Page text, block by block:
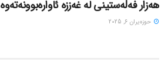
هەزار فەڵەستینی لە غەززە ئاوارەبوونەتەوە
حوزه‌یران 6, 2025